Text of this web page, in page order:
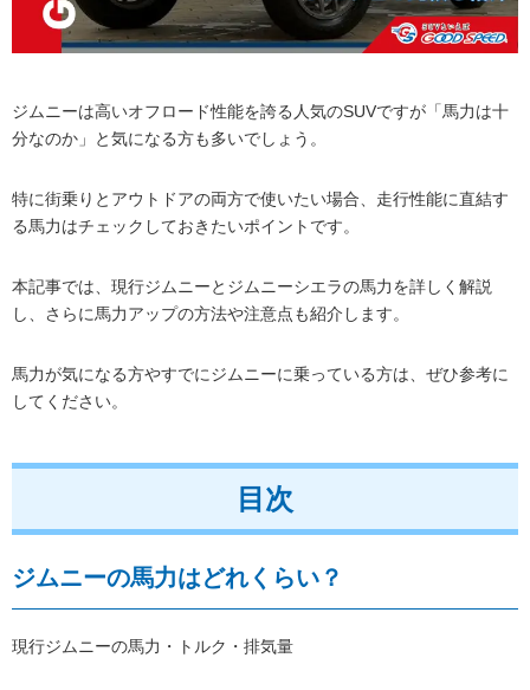
ジムニーは高いオフロード性能を誇る人気のSUVですが「馬力は十
分なのか」と気になる方も多いでしょう。
特に街乗りとアウトドアの両方で使いたい場合、走行性能に直結す
る馬力はチェックしておきたいポイントです。
本記事では、現行ジムニーとジムニーシエラの馬力を詳しく解説
し、さらに馬力アップの方法や注意点も紹介します。
馬力が気になる方やすでにジムニーに乗っている方は、ぜひ参考に
してください。
目次
ジムニーの馬力はどれくらい？
現行ジムニーの馬力・トルク・排気量